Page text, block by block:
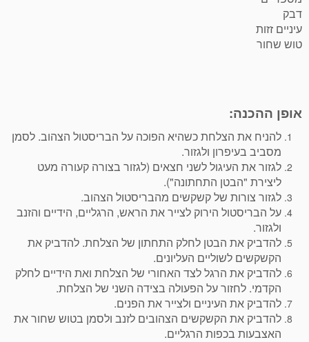
דבק
עיניים זזות
טוש שחור
אופן ההכנה:
להניח את הצלחת כשהיא הפוכה על הבריסטול הצהוב. לסמן
מסביב בעיפרון ולגזור.
לגזור את העיגול לשני חצאים (לגזור בצורה קעורה מעט
ליצירת "הבטן התחתונה").
לגזור צורות של קשקשים מהבריסטול הצהוב.
על הבריסטול הירוק לצייר את הראש, הרגליים, הידיים והזנב
ולגזור.
להדביק את הבטן לחלק התחתון של הצלחת. להדביק את
הקשקשים לשוליים העליונים.
להדביק את הרגל לצד האחורי של הצלחת ואת הידיים לחלק
הקדמי. לחזור על הפעולה בצידה השני של הצלחת.
להדביק את העיניים ולצייר את הפנים.
להדביק את הקשקשים הצהובים לזנב ולסמן בטוש שחור את
האצבעות בכפות הרגליים.